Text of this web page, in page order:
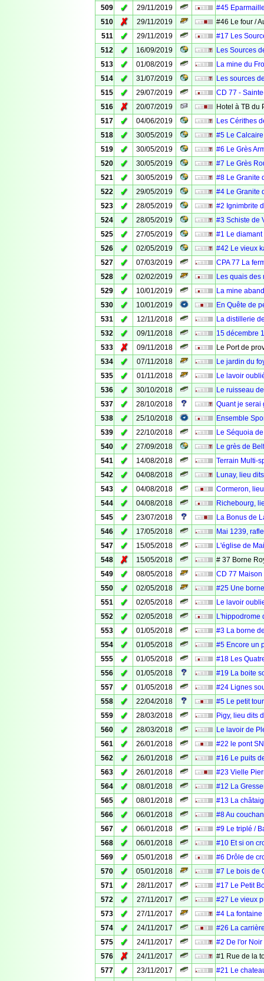
509
✓ 29/11/2019
#45
510
✗ 29/11/2019
#46 Le four /
511
✓ 29/11/2019
#17 Les
512
✓ 16/09/2019
Les Sources
513
✓ 01/08/2019
La mine du
514
✓ 31/07/2019
Les sources
515
✓ 29/07/2019
CD 77 -
516
✗ 20/07/2019
Hotel à TB du
517
✓ 04/06/2019
Les Cérithes
518
✓ 30/05/2019
#5 Le
519
✓ 30/05/2019
#6 Le Grès
520
✓ 30/05/2019
#7 Le Grès
521
✓ 30/05/2019
#8 Le Granite
522
✓ 29/05/2019
#4 Le Granite
523
✓ 28/05/2019
#2 Ignimbrite
524
✓ 28/05/2019
#3 Schiste de
525
✓ 27/05/2019
#1 Le
526
✓ 02/05/2019
#42 Le vieux
527
✓ 07/03/2019
CPA 77 La
528
✓ 02/02/2019
Les quais des
529
✓ 10/01/2019
La mine
530
✓ 10/01/2019
En Quête de
531
✓ 12/11/2018
La distillerie
532
✓ 09/11/2018
15 décembre
533
✗ 09/11/2018
Le Port de
534
✓ 07/11/2018
Le jardin du
535
✓ 01/11/2018
Le lavoir
536
✓ 30/10/2018
Le ruisseau
537
✓ 28/10/2018
Quant je serai
538
✓ 25/10/2018
Ensemble
539
✓ 22/10/2018
Le Séquoia
540
✓ 27/09/2018
Le grès de
541
✓ 14/08/2018
Terrain Multi-
542
✓ 04/08/2018
Lunay, lieu
543
✓ 04/08/2018
Cormeron,
544
✓ 04/08/2018
Richebourg,
545
✓ 23/07/2018
La Bonus de
546
✓ 17/05/2018
Mai 1239,
547
✓ 15/05/2018
L'église de
548
✗ 15/05/2018
# 37 Borne
549
✓ 08/05/2018
CD 77 Maison
550
✓ 02/05/2018
#25 Une
551
✓ 02/05/2018
Le lavoir
552
✓ 02/05/2018
L'hippodrome
553
✓ 01/05/2018
#3 La borne
554
✓ 01/05/2018
#5 Encore un
555
✓ 01/05/2018
#18 Les
556
✓ 01/05/2018
#19 La boite
557
✓ 01/05/2018
#24 Lignes
558
✓ 22/04/2018
#5 Le petit
559
✓ 28/03/2018
Pigy, lieu dits
560
✓ 28/03/2018
Le lavoir de
561
✓ 26/01/2018
#22 le pont
562
✓ 26/01/2018
#16 Le puits
563
✓ 26/01/2018
#23 Vielle
564
✓ 08/01/2018
#12 La
565
✓ 08/01/2018
#13 La
566
✓ 06/01/2018
#8 Au
567
✓ 06/01/2018
#9 Le triplé /
568
✓ 06/01/2018
#10 Et si on
569
✓ 05/01/2018
#6 Drôle de
570
✓ 05/01/2018
#7 Le bois de
571
✓ 28/11/2017
#17 Le Petit
572
✓ 27/11/2017
#27 Le vieux
573
✓ 27/11/2017
#4 La
574
✓ 24/11/2017
#26 La
575
✓ 24/11/2017
#2 De l'or
576
✗ 24/11/2017
#1 Rue de la
577
✓ 23/11/2017
#21 Le